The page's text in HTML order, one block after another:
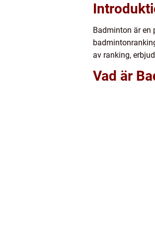
Badminton är en
av ranking,
Vad är